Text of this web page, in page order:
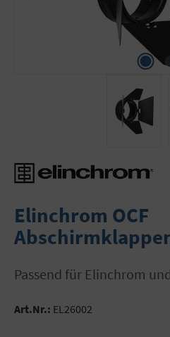
Elinchrom OCF
Passend für Elinchrom
Art.Nr.: EL26002